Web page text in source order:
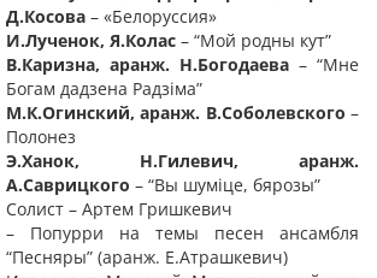
Д.Косова – «Белоруссия»
И.Лученок, Я.Колас – “Мой родны кут”
В.Каризна, аранж. Н.Богодаева – “Мне
Богам дадзена Радзіма”
М.К.Огинский, аранж. В.Соболевского –
Полонез
Э.Ханок, Н.Гилевич, аранж.
А.Саврицкого – “Вы шуміце, бярозы”
Солист – Артем Гришкевич
– Попурри на темы песен ансамбля
“Песняры” (аранж. Е.Атрашкевич)